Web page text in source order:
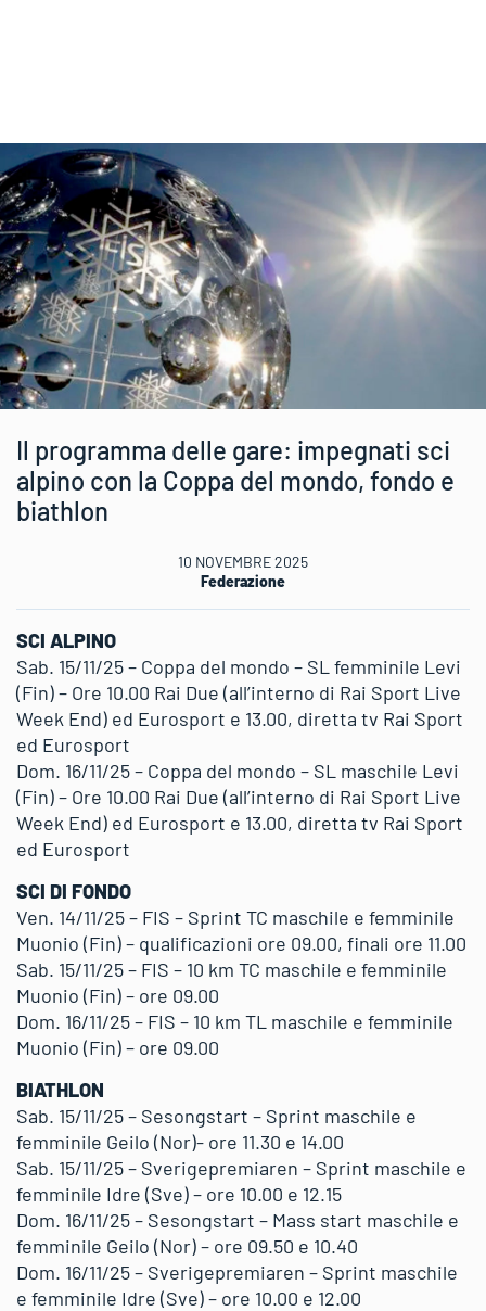
Il programma delle gare: impegnati sci
alpino con la Coppa del mondo, fondo e
biathlon
10 NOVEMBRE 2025
Federazione
SCI ALPINO
Sab. 15/11/25 – Coppa del mondo – SL femminile Levi
(Fin) – Ore 10.00 Rai Due (all’interno di Rai Sport Live
Week End) ed Eurosport e 13.00, diretta tv Rai Sport
ed Eurosport
Dom. 16/11/25 – Coppa del mondo – SL maschile Levi
(Fin) – Ore 10.00 Rai Due (all’interno di Rai Sport Live
Week End) ed Eurosport e 13.00, diretta tv Rai Sport
ed Eurosport
SCI DI FONDO
Ven. 14/11/25 – FIS – Sprint TC maschile e femminile
Muonio (Fin) – qualificazioni ore 09.00, finali ore 11.00
Sab. 15/11/25 – FIS – 10 km TC maschile e femminile
Muonio (Fin) – ore 09.00
Dom. 16/11/25 – FIS – 10 km TL maschile e femminile
Muonio (Fin) – ore 09.00
BIATHLON
Sab. 15/11/25 – Sesongstart – Sprint maschile e
femminile Geilo (Nor)- ore 11.30 e 14.00
Sab. 15/11/25 – Sverigepremiaren – Sprint maschile e
femminile Idre (Sve) – ore 10.00 e 12.15
Dom. 16/11/25 – Sesongstart – Mass start maschile e
femminile Geilo (Nor) – ore 09.50 e 10.40
Dom. 16/11/25 – Sverigepremiaren – Sprint maschile
e femminile Idre (Sve) – ore 10.00 e 12.00